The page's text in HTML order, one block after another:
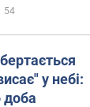
54
у небі:
доба